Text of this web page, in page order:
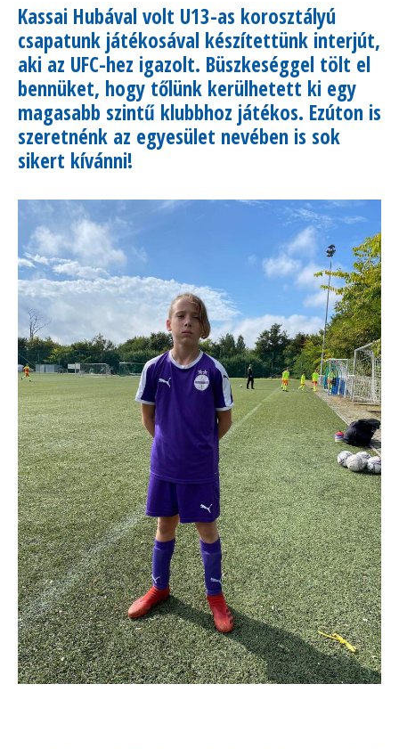
Kassai Hubával volt U13-as korosztályú
csapatunk játékosával készítettünk interjút,
aki az UFC-hez igazolt. Büszkeséggel tölt el
bennüket, hogy tőlünk kerülhetett ki egy
magasabb szintű klubbhoz játékos. Ezúton is
szeretnénk az egyesület nevében is sok
sikert kívánni!